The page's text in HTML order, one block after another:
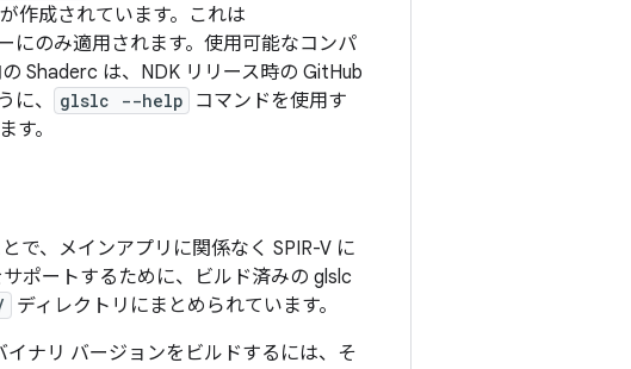
が作成されています。これは
にのみ適用されます。使用可能なコンパ
Shaderc は、NDK リリース時の GitHub
に、
glslc --help
コマンドを使用す
す。
で、メインアプリに関係なく SPIR-V に
ポートするために、ビルド済みの glslc
ディレクトリにまとめられています。
ナリ バージョンをビルドするには、そ